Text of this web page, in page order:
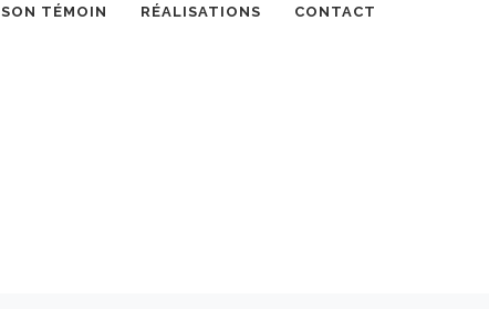
TÉMOIN RÉALISATIONS CONTACT